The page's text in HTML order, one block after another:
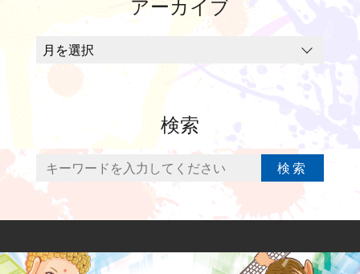
アーカイブ
検索
検索